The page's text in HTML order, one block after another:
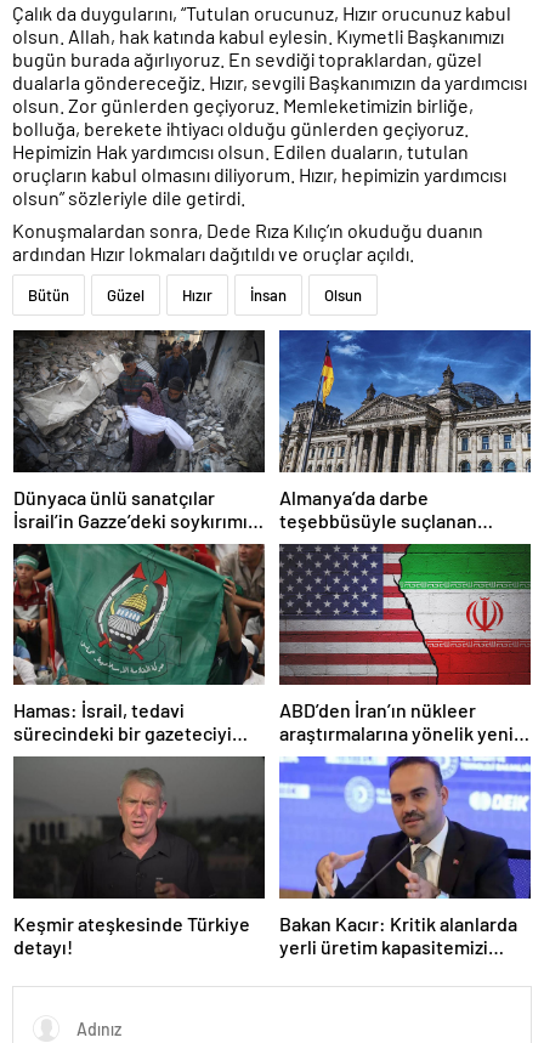
Çalık da duygularını, “Tutulan orucunuz, Hızır orucunuz kabul
olsun. Allah, hak katında kabul eylesin. Kıymetli Başkanımızı
bugün burada ağırlıyoruz. En sevdiği topraklardan, güzel
dualarla göndereceğiz. Hızır, sevgili Başkanımızın da yardımcısı
olsun. Zor günlerden geçiyoruz. Memleketimizin birliğe,
bolluğa, berekete ihtiyacı olduğu günlerden geçiyoruz.
Hepimizin Hak yardımcısı olsun. Edilen duaların, tutulan
oruçların kabul olmasını diliyorum. Hızır, hepimizin yardımcısı
olsun” sözleriyle dile getirdi.
Konuşmalardan sonra, Dede Rıza Kılıç’ın okuduğu duanın
ardından Hızır lokmaları dağıtıldı ve oruçlar açıldı.
Bütün Güzel Hızır İnsan Olsun
Dünyaca ünlü sanatçılar
İsrail’in Gazze’deki soykırımını
kınadı
Almanya’da darbe
teşebbüsüyle suçlanan
örgüte ait dernek yasaklandı
Hamas: İsrail, tedavi
sürecindeki bir gazeteciyi
öldürerek savaş suçu
ABD’den İran’ın nükleer
araştırmalarına yönelik yeni
yaptırımlar
Keşmir ateşkesinde Türkiye
detayı!
Bakan Kacır: Kritik alanlarda
yerli üretim kapasitemizi